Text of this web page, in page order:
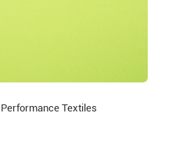
Textiles